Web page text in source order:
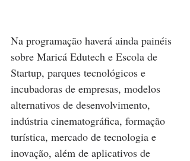
Na programação haverá ainda painéis
sobre Maricá Edutech e Escola de
Startup, parques tecnológicos e
incubadoras de empresas, modelos
alternativos de desenvolvimento,
indústria cinematográfica, formação
turística, mercado de tecnologia e
inovação, além de aplicativos de